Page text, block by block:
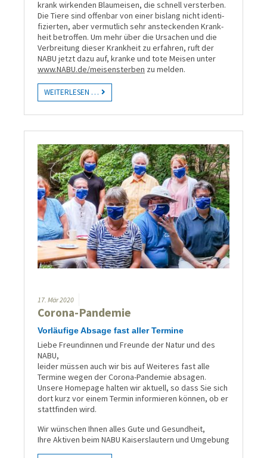
krank wirken­den Blau­meisen, die schnell ver­sterben.
Die Tiere sind offen­bar von einer bis­lang nicht identi­
fizier­ten, aber ver­mutlich sehr an­stecken­den Krank­
heit betroffen. Um mehr über die Ursachen und die
Ver­breitung dieser Krank­heit zu erfahren, ruft der
NABU jetzt dazu auf, kranke und tote Meisen unter
www.NABU.de/meisensterben zu melden.
WEITERLESEN …
17. Mär2020
Corona-Pandemie
Vorläufige Absage fast aller Termine
Liebe Freundinnen und Freunde der Natur und des
NABU,
leider müssen auch wir bis auf Weiteres fast alle
Termine wegen der Corona-Pan­demie ab­sagen.
Unsere Home­page halten wir aktuell, so dass Sie sich
dort kurz vor einem Termin infor­mieren können, ob er
statt­finden wird.
Wir wünschen Ihnen alles Gute und Gesund­heit,
Ihre Aktiven beim NABU Kaisers­lautern und Umge­bung